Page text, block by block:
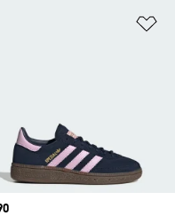
στη Λίστα Επιθυμιών